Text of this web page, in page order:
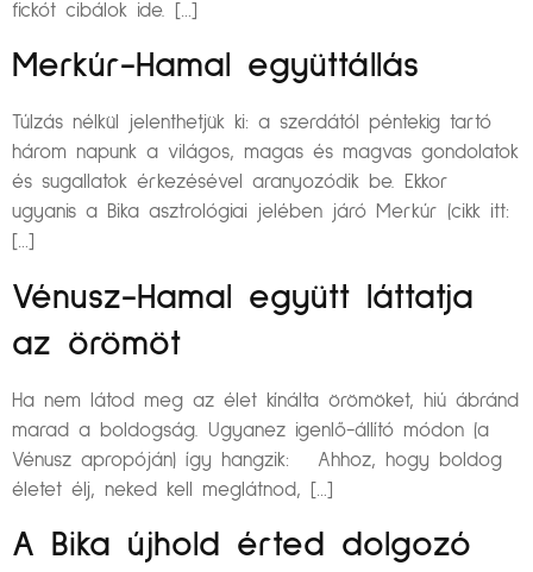
fickót cibálok ide. […]
Merkúr-Hamal együttállás
Túlzás nélkül jelenthetjük ki: a szerdától péntekig tartó
három napunk a világos, magas és magvas gondolatok
és sugallatok érkezésével aranyozódik be. Ekkor
ugyanis a Bika asztrológiai jelében járó Merkúr (cikk itt:
[…]
Vénusz-Hamal együtt láttatja
az örömöt
Ha nem látod meg az élet kínálta örömöket, hiú ábránd
marad a boldogság. Ugyanez igenlő-állító módon (a
Vénusz apropóján) így hangzik: Ahhoz, hogy boldog
életet élj, neked kell meglátnod, […]
A Bika újhold érted dolgozó